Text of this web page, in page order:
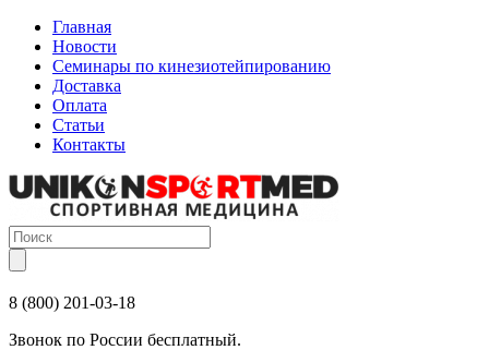
Главная
Новости
Семинары по кинезиотейпированию
Доставка
Оплата
Статьи
Контакты
8 (800) 201-03-18
Звонок по России бесплатный.